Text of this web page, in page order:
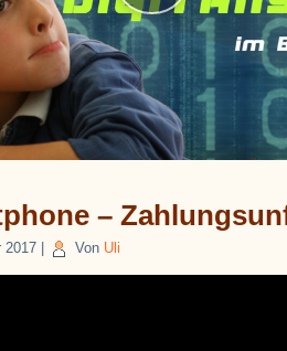
–
2017 Von Uli